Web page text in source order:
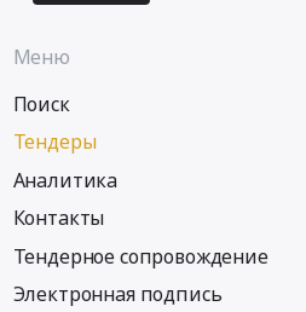
Меню
Поиск
Тендеры
Аналитика
Контакты
Тендерное сопровождение
Электронная подпись